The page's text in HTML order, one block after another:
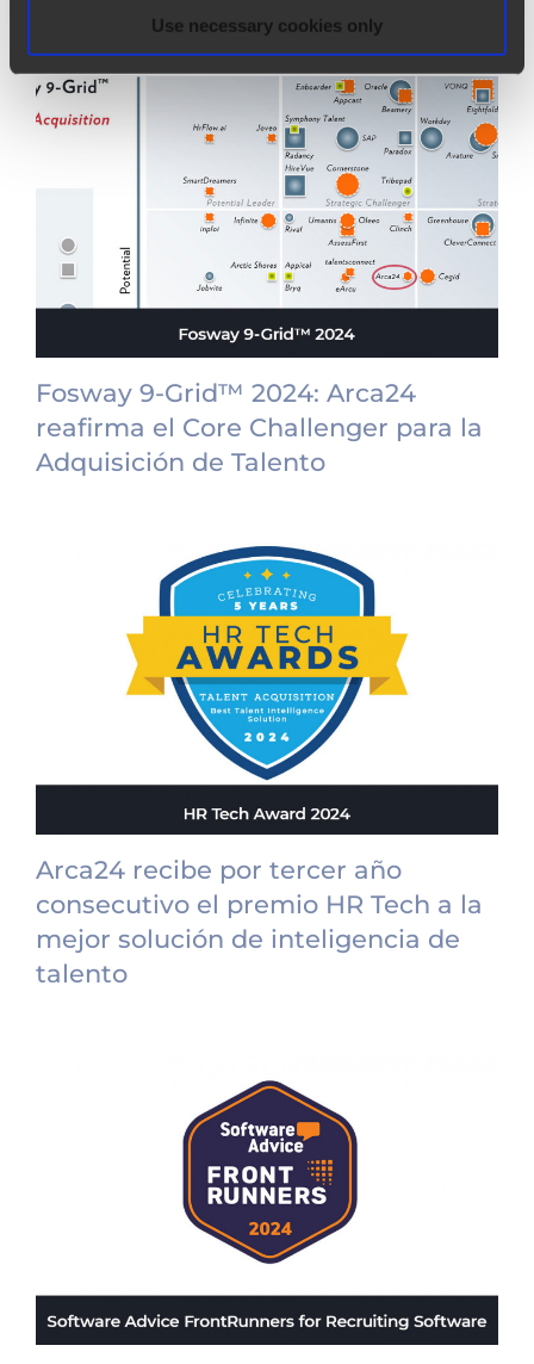
Use necessary cookies only
“Novedades”
Fosway 9-Grid™ 2024: Arca24
reafirma el Core Challenger para la
Adquisición de Talento
Arca24 recibe por tercer año
consecutivo el premio HR Tech a la
mejor solución de inteligencia de
talento